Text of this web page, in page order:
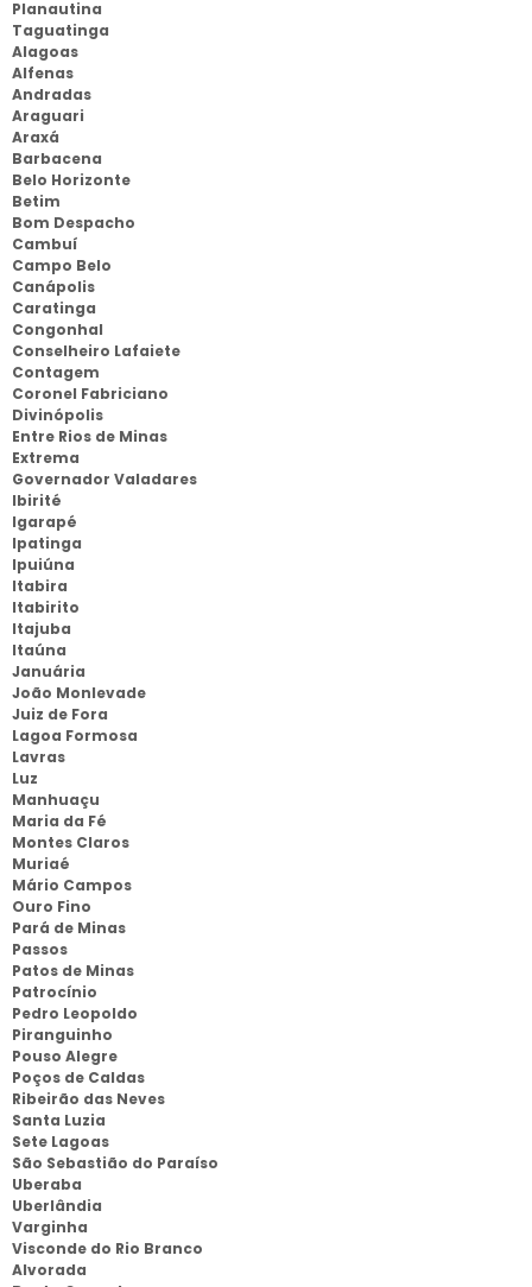
Planautina
Taguatinga
Alagoas
Alfenas
Andradas
Araguari
Araxá
Barbacena
Belo Horizonte
Betim
Bom Despacho
Cambuí
Campo Belo
Canápolis
Caratinga
Congonhal
Conselheiro Lafaiete
Contagem
Coronel Fabriciano
Divinópolis
Entre Rios de Minas
Extrema
Governador Valadares
Ibirité
Igarapé
Ipatinga
Ipuiúna
Itabira
Itabirito
Itajuba
Itaúna
Januária
João Monlevade
Juiz de Fora
Lagoa Formosa
Lavras
Luz
Manhuaçu
Maria da Fé
Montes Claros
Muriaé
Mário Campos
Ouro Fino
Pará de Minas
Passos
Patos de Minas
Patrocínio
Pedro Leopoldo
Piranguinho
Pouso Alegre
Poços de Caldas
Ribeirão das Neves
Santa Luzia
Sete Lagoas
São Sebastião do Paraíso
Uberaba
Uberlândia
Varginha
Visconde do Rio Branco
Alvorada